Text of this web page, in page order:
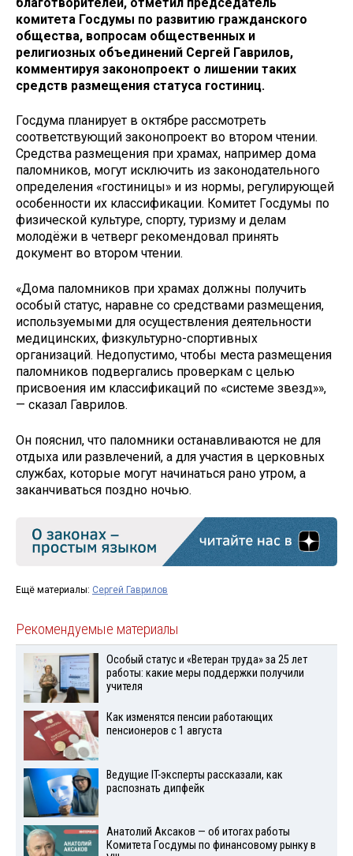
комитета Госдумы по развитию гражданского
общества, вопросам общественных и
религиозных объединений Сергей Гаврилов,
комментируя законопроект о лишении таких
средств размещения статуса гостиниц.
Госдума планирует в октябре рассмотреть
соответствующий законопроект во втором чтении.
Средства размещения при храмах, например дома
паломников, могут исключить из законодательного
определения «гостиницы» и из нормы, регулирующей
особенности их классификации. Комитет Госдумы по
физической культуре, спорту, туризму и делам
молодёжи в четверг рекомендовал принять
документ во втором чтении.
«Дома паломников при храмах должны получить
особый статус, наравне со средствами размещения,
используемыми для осуществления деятельности
медицинских, физкультурно-спортивных
организаций. Недопустимо, чтобы места размещения
паломников подвергались проверкам с целью
присвоения им классификаций по «системе звезд»»,
— сказал Гаврилов.
Он пояснил, что паломники останавливаются не для
отдыха или развлечений, а для участия в церковных
службах, которые могут начинаться рано утром, а
заканчиваться поздно ночью.
Ещё материалы: Сергей Гаврилов
Рекомендуемые материалы
Особый статус и «Ветеран труда» за 25 лет
работы: какие меры поддержки получили
учителя
Как изменятся пенсии работающих
пенсионеров с 1 августа
Ведущие IT-эксперты рассказали, как
распознать дипфейк
Анатолий Аксаков — об итогах работы
Комитета Госдумы по финансовому рынку в